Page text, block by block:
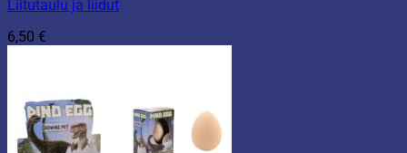
Liitutaulu ja liidut
6,50 €